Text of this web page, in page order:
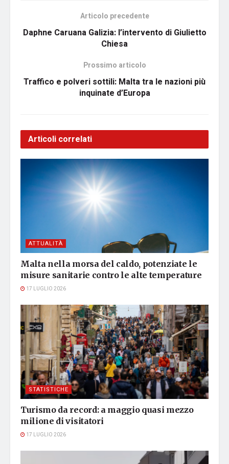
Articolo precedente
Daphne Caruana Galizia: l’intervento di Giulietto
Chiesa
Prossimo articolo
Traffico e polveri sottili: Malta tra le nazioni più
inquinate d’Europa
Articoli correlati
ATTUALITÀ
Malta nella morsa del caldo, potenziate le
misure sanitarie contro le alte temperature
17 LUGLIO 2026
STATISTICHE
Turismo da record: a maggio quasi mezzo
milione di visitatori
17 LUGLIO 2026